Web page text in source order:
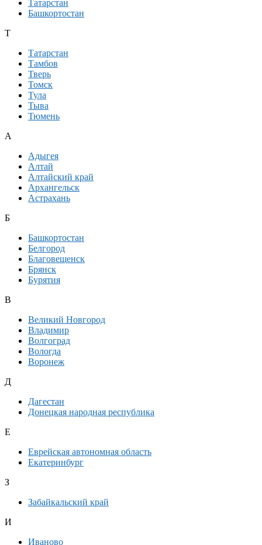
Татарстан
Башкортостан
Т
Татарстан
Тамбов
Тверь
Томск
Тула
Тыва
Тюмень
А
Адыгея
Алтай
Алтайский край
Архангельск
Астрахань
Б
Башкортостан
Белгород
Благовещенск
Брянск
Бурятия
В
Великий Новгород
Владимир
Волгоград
Вологда
Воронеж
Д
Дагестан
Донецкая народная республика
Е
Еврейская автономная область
Екатеринбург
З
Забайкальский край
И
Иваново